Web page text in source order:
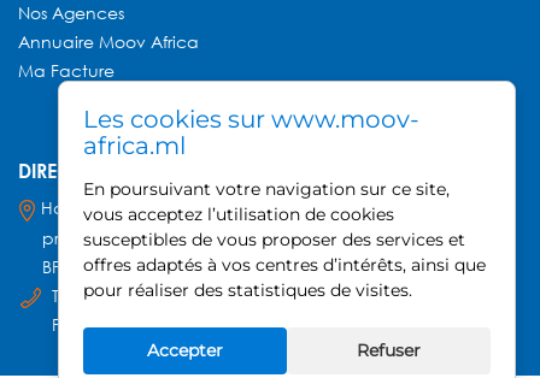
Nos Agences
Annuaire Moov Africa
Ma Facture
DIRECTION GÉNÉRALE MOOV AFRICA
Hamdallaye ACI 2000,
près du Palais des Sports
BP 740, Bamako - Mali
Tel : +223 20 21 52 80
Fax : +223 20 21 30 22
Les cookies sur www.moov-
africa.ml
En poursuivant votre navigation sur ce site,
vous acceptez l’utilisation de cookies
susceptibles de vous proposer des services et
offres adaptés à vos centres d’intérêts, ainsi que
pour réaliser des statistiques de visites.
Accepter Refuser